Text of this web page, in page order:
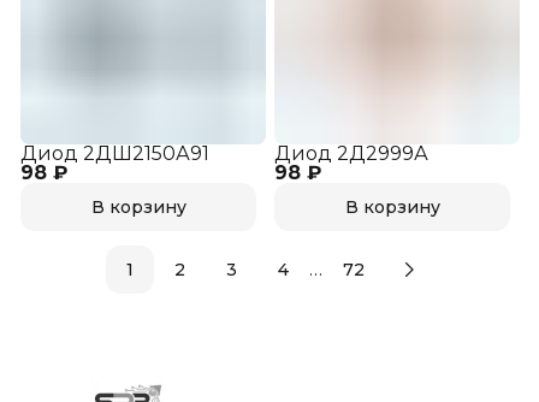
98 ₽
Диод 2ДШ2150А91
В корзину
98 ₽
Диод 2Д2999А
В корзину
1 2 3 4 … 72